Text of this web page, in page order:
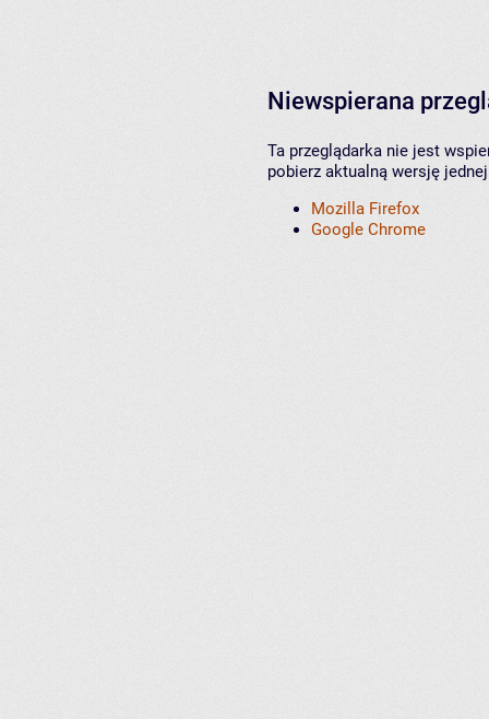
Niewspierana
Ta przeglądarka nie jest
pobierz aktualną wersję
Mozilla Firefox
Google Chrome